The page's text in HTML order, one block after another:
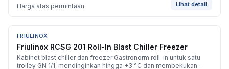
Harga atas permintaan Lihat detail
BARU
FRIULINOX
Friulinox RCSG 201 Roll-In Blast Chiller Freezer
Kabinet blast chiller dan freezer Gastronorm roll-in untuk satu
trolley GN 1/1, mendinginkan hingga +3 °C dan membekukan